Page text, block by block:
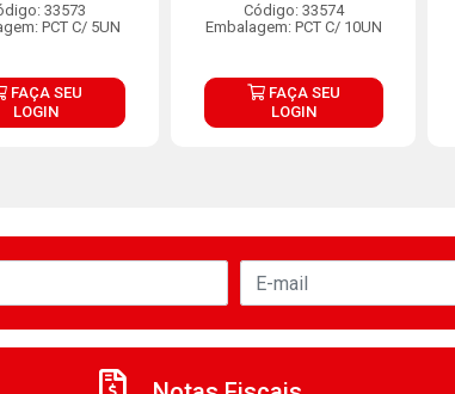
33573
PCT C/ 5UN
FAÇA SEU
LOGIN
Código: 33574
Embalagem: PCT C/ 10UN
FAÇA SEU
LOGIN